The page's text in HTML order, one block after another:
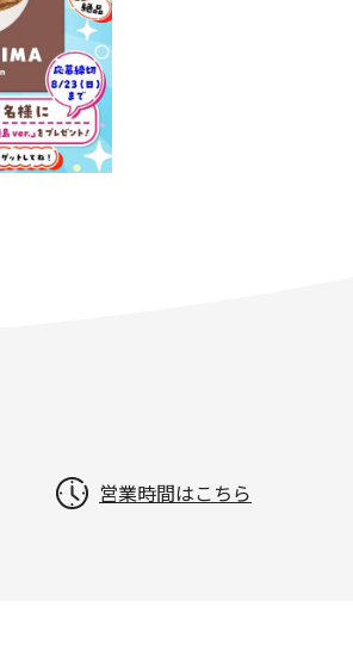
営業時間はこちら